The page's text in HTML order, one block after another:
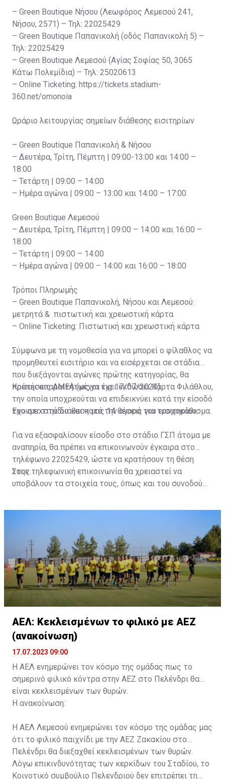
– Green Boutique Νήσου (Λεωφόρος Λεμεσού 241,
Νήσου, 2571) – Τηλ: 22025429
– Green Boutique Παπανικολή (οδός Παπανικολή 5) –
Τηλ: 22025429
– Green Boutique Λεμεσού (Αγίας Σοφίας 50, 3065
Κάτω Πολεμίδια) – Τηλ: 25020613
– Online Ticketing: https://tickets.stadium-
360.net/omonoia
Ωράριο λειτουργίας σημείων διάθεσης εισιτηρίων
– Green Boutique Παπανικολή & Νήσου
– Δευτέρα, Τρίτη, Πέμπτη | 09:00-13:00 και 14:00 –
18:00
– Τετάρτη | 09:00 – 14:00
– Ημέρα αγώνα | 09:00 – 13:00 και 14:00 – 17:00
Green Boutique Λεμεσού
– Δευτέρα, Τρίτη, Πέμπτη | 09:00 – 14:00 και 16:00 –
18:00
– Τετάρτη | 09:00 – 14:00
– Ημέρα αγώνα | 09:00 – 14:00 και 16:00 – 18:00
Τρόποι Πληρωμής
– Green Boutique Παπανικολή, Νήσου και Λεμεσού:
μετρητά & πιστωτική και χρεωστική κάρτα
– Online Ticketing: Πιστωτική και χρεωστική κάρτα
Σύμφωνα με τη νομοθεσία για να μπορεί ο φίλαθλος να
προμηθευτεί εισιτήριο και να εισέρχεται σε στάδια
που διεξάγονται αγώνες πρώτης κατηγορίας, θα
πρέπει απαραιτήτως να έχει εκδώσει Κάρτα Φιλάθλου,
την οποία υποχρεούται να επιδεικνύει κατά την είσοδό
του στο στάδιο και κατά την αγορά του εισιτηρίου.
Κρατήσεις ΑΜΕΑ (μέχρι τις 17/07/2023)
Έχουμε στην διάθεση μας 14 θέσεις για τροχοκάθισμα.
Για να εξασφαλίσουν είσοδο στο στάδιο ΓΣΠ άτομα με
αναπηρία, θα πρέπει να επικοινωνούν έγκαιρα στο
τηλέφωνο 22025429, ώστε να κρατήσουν τη θέση
τους.
Στην τηλεφωνική επικοινωνία θα χρειαστεί να
υποβάλουν τα στοιχεία τους, όπως και του συνοδού
ονοματεπώνυμο, αριθμός πινακίδας αυτοκινήτου,
ΑΕΛ: Κεκλεισμένων το φιλικό με ΑΕΖ
(ανακοίνωση)
17.07.2023 09:00
Η ΑΕΛ ενημερώνει τον κόσμο της ομάδας πως το
σημερινό φιλικό κόντρα στην ΑΕΖ στο Πελένδρι θα
είναι κεκλεισμένων των θυρών.
Η ανακοίνωση:
Η ΑΕΛ Λεμεσού ενημερώνει τον κόσμο της ομάδας μας
ότι το φιλικό παιχνίδι με την ΑΕΖ Ζακακίου στο
Πελένδρι θα διεξαχθεί κεκλεισμένων των θυρών.
Λόγω επικινδυνότητας των κερκίδων του Σταδίου, το
Κοινοτικό συμβούλιο Πελενδριού δεν επιτρέπει τη